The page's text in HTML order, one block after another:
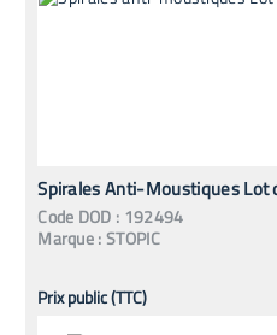
Spirales Anti-Moustiques Lot
Code DOD : 192494
Marque :STOPIC
Prix public (TTC)